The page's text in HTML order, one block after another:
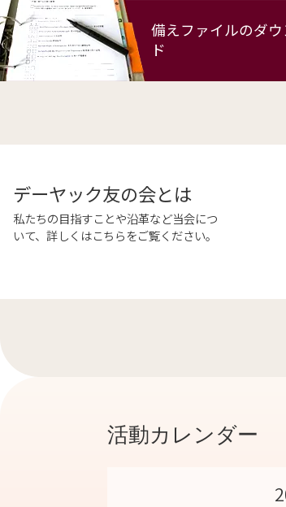
備えファイルのダ
ド
デーヤック友の会とは
私たちの目指すことや沿革など当会につ
いて、詳しくはこちらをご覧ください。
活動カレンダー